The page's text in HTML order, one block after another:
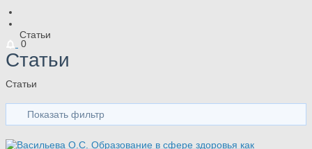
Статьи
0
Статьи
Статьи
Показать фильтр